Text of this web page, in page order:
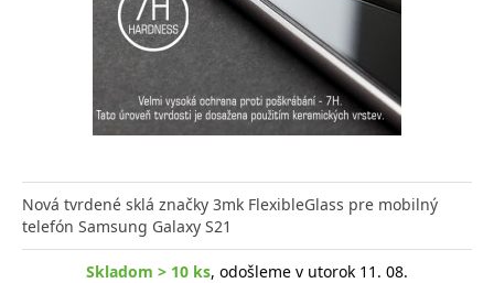
Nová tvrdené sklá značky 3mk FlexibleGlass pre mobilný
telefón Samsung Galaxy S21
Skladom > 10 ks, odošleme v utorok 11. 08.